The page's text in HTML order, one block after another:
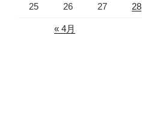
25 26 27 28
« 4月